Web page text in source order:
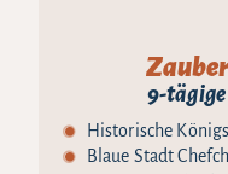
9-
Historische
Blaue Stadt